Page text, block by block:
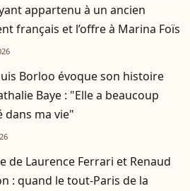
appartenu à un ancien
français et l’offre à Marina Foïs
Borloo évoque son histoire
Baye : "Elle a beaucoup
dans ma vie"
de Laurence Ferrari et Renaud
: quand le tout-Paris de la